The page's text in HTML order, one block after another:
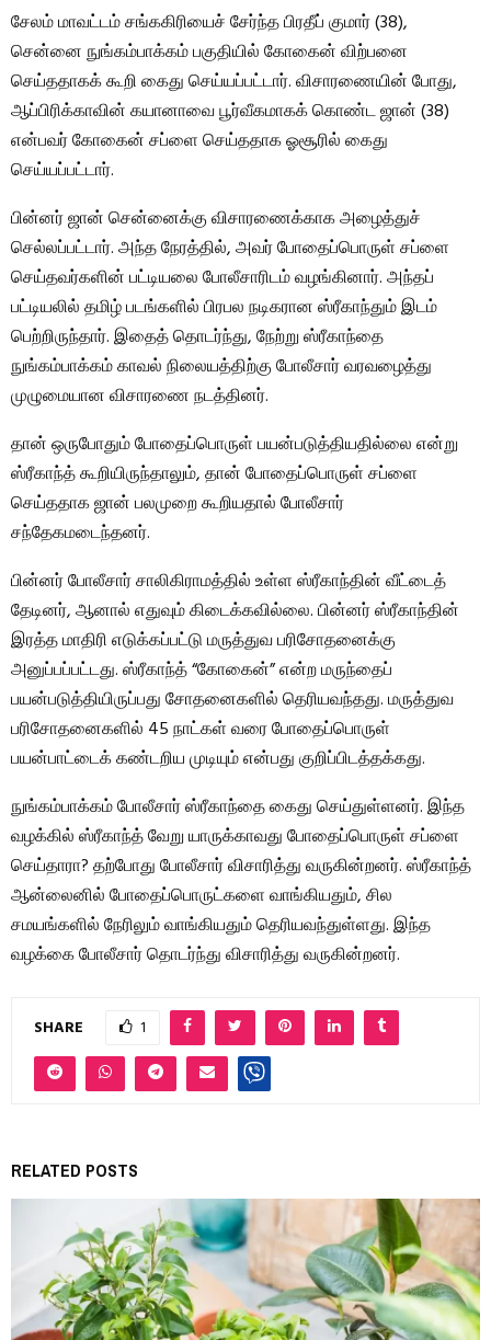
சேலம் மாவட்டம் சங்ககிரியைச் சேர்ந்த பிரதீப் குமார் (38),
சென்னை நுங்கம்பாக்கம் பகுதியில் கோகைன் விற்பனை
செய்ததாகக் கூறி கைது செய்யப்பட்டார். விசாரணையின் போது, ​​
ஆப்பிரிக்காவின் கயானாவை பூர்வீகமாகக் கொண்ட ஜான் (38)
என்பவர் கோகைன் சப்ளை செய்ததாக ஓசூரில் கைது
செய்யப்பட்டார்.
பின்னர் ஜான் சென்னைக்கு விசாரணைக்காக அழைத்துச்
செல்லப்பட்டார். அந்த நேரத்தில், அவர் போதைப்பொருள் சப்ளை
செய்தவர்களின் பட்டியலை போலீசாரிடம் வழங்கினார். அந்தப்
பட்டியலில் தமிழ் படங்களில் பிரபல நடிகரான ஸ்ரீகாந்தும் இடம்
பெற்றிருந்தார். இதைத் தொடர்ந்து, நேற்று ஸ்ரீகாந்தை
நுங்கம்பாக்கம் காவல் நிலையத்திற்கு போலீசார் வரவழைத்து
முழுமையான விசாரணை நடத்தினர்.
தான் ஒருபோதும் போதைப்பொருள் பயன்படுத்தியதில்லை என்று
ஸ்ரீகாந்த் கூறியிருந்தாலும், தான் போதைப்பொருள் சப்ளை
செய்ததாக ஜான் பலமுறை கூறியதால் போலீசார்
சந்தேகமடைந்தனர்.
பின்னர் போலீசார் சாலிகிராமத்தில் உள்ள ஸ்ரீகாந்தின் வீட்டைத்
தேடினர், ஆனால் எதுவும் கிடைக்கவில்லை. பின்னர் ஸ்ரீகாந்தின்
இரத்த மாதிரி எடுக்கப்பட்டு மருத்துவ பரிசோதனைக்கு
அனுப்பப்பட்டது. ஸ்ரீகாந்த் “கோகைன்” என்ற மருந்தைப்
பயன்படுத்தியிருப்பது சோதனைகளில் தெரியவந்தது. மருத்துவ
பரிசோதனைகளில் 45 நாட்கள் வரை போதைப்பொருள்
பயன்பாட்டைக் கண்டறிய முடியும் என்பது குறிப்பிடத்தக்கது.
நுங்கம்பாக்கம் போலீசார் ஸ்ரீகாந்தை கைது செய்துள்ளனர். இந்த
வழக்கில் ஸ்ரீகாந்த் வேறு யாருக்காவது போதைப்பொருள் சப்ளை
செய்தாரா? தற்போது போலீசார் விசாரித்து வருகின்றனர். ஸ்ரீகாந்த்
ஆன்லைனில் போதைப்பொருட்களை வாங்கியதும், சில
சமயங்களில் நேரிலும் வாங்கியதும் தெரியவந்துள்ளது. இந்த
வழக்கை போலீசார் தொடர்ந்து விசாரித்து வருகின்றனர்.
SHARE 1
RELATED POSTS